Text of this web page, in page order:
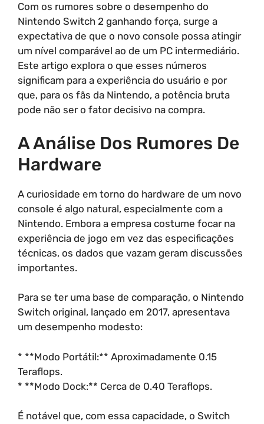
Com os rumores sobre o desempenho do
Nintendo Switch 2 ganhando força, surge a
expectativa de que o novo console possa atingir
um nível comparável ao de um PC intermediário.
Este artigo explora o que esses números
significam para a experiência do usuário e por
que, para os fãs da Nintendo, a potência bruta
pode não ser o fator decisivo na compra.
A Análise Dos Rumores De
Hardware
A curiosidade em torno do hardware de um novo
console é algo natural, especialmente com a
Nintendo. Embora a empresa costume focar na
experiência de jogo em vez das especificações
técnicas, os dados que vazam geram discussões
importantes.
Para se ter uma base de comparação, o Nintendo
Switch original, lançado em 2017, apresentava
um desempenho modesto:
* **Modo Portátil:** Aproximadamente 0.15
Teraflops.
* **Modo Dock:** Cerca de 0.40 Teraflops.
É notável que, com essa capacidade, o Switch